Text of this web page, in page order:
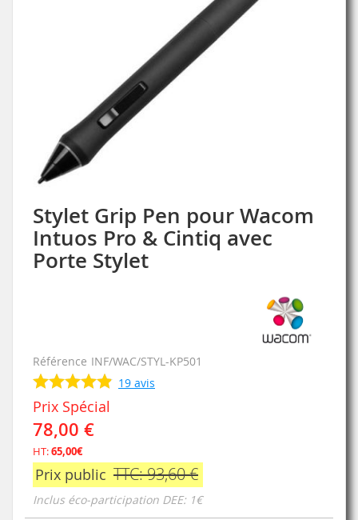
Stylet Grip Pen pour Wacom
Intuos Pro & Cintiq avec
Porte Stylet
Référence INF/WAC/STYL-KP501
19 avis
Prix Spécial
78,00 €
HT:65,00€
Prix public TTC: 93,60 €
Inclus éco-participation DEE: 1€
Skip
to
the
beginning